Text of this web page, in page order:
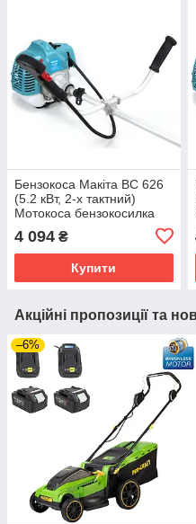
Бензокоса Макіта BC 626
(5.2 кВт, 2-х тактний)
Мотокоса бензокосилка
4 094 ₴
Купити
Акційні пропозиції та
–6%